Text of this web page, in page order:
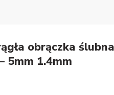
obrączka
5mm 1.4mm